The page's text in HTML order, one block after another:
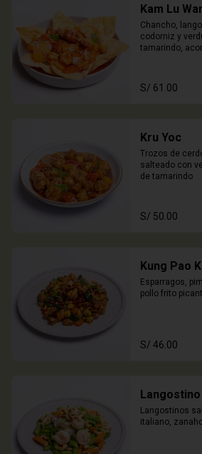
Kam Lu
Chancho,
codorniz y
tamarindo,
S/ 61.00
Kru Yoc
Trozos de
salteado con
de tamarindo
S/ 50.00
Kung Pao
Esparragos,
pollo frito
S/ 46.00
Langostino
Langostinos
italiano,